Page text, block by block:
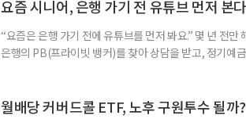
투자자라면 반드시 알아야 할 핵심 위험 요소를 짚어본
요즘 시니어, 은행 가기 전 유튜브 먼저 본다
“요즘은 은행 가기 전에 유튜브를 먼저 봐요.” 몇 년 전
은행의 PB(프라이빗 뱅커)를 찾아 상담을 받고, 정기예
브에서 정보를 서울에 사는 60대 A 씨는 최근 IRP(개인
월배당 커버드콜 ETF, 노후 구원투수 될까?